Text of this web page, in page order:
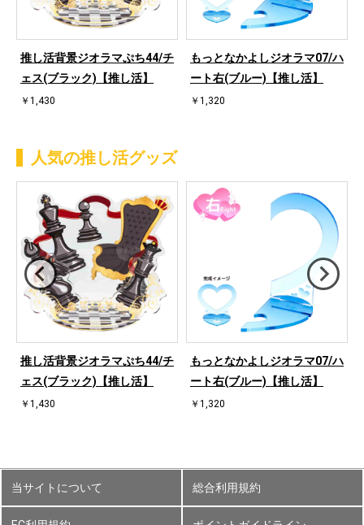
推し活背景ジオラマぷち44/チ
ェス(ブラック)【推し活】
￥1,430
もっとなかよしジオラマ07/ハ
ート右(ブルー)【推し活】
￥1,320
人気の推し活グッズ
推し活背景ジオラマぷち44/チ
ェス(ブラック)【推し活】
￥1,430
もっとなかよしジオラマ07/ハ
ート右(ブルー)【推し活】
￥1,320
当サイトについて 総合利用規約